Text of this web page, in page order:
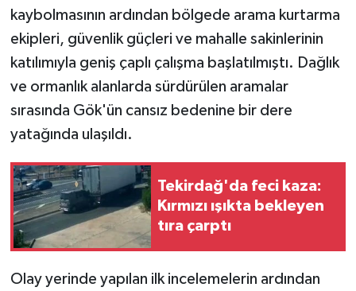
kaybolmasının ardından bölgede arama kurtarma
ekipleri, güvenlik güçleri ve mahalle sakinlerinin
katılımıyla geniş çaplı çalışma başlatılmıştı. Dağlık
ve ormanlık alanlarda sürdürülen aramalar
sırasında Gök'ün cansız bedenine bir dere
yatağında ulaşıldı.
Tekirdağ'da feci kaza:
Kırmızı ışıkta bekleyen
tıra çarptı
Olay yerinde yapılan ilk incelemelerin ardından